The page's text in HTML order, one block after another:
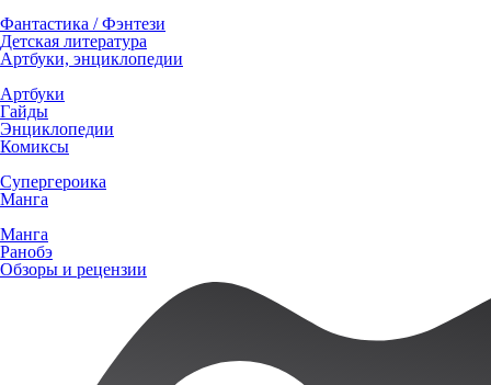
Фантастика / Фэнтези
Детская литература
Артбуки, энциклопедии
Артбуки
Гайды
Энциклопедии
Комиксы
Супергероика
Манга
Манга
Ранобэ
Обзоры и рецензии